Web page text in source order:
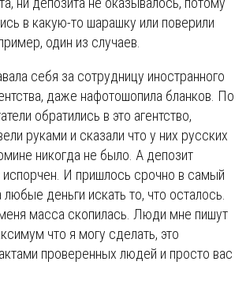
в какую-то шарашку или поверили
один из случаев.
себя за сотрудницу иностранного
даже нафотошопила бланков. По
обратились в это агентство,
руками и сказали что у них русских
никогда не было. А депозит
испорчен. И пришлось срочно в самый
любые деньги искать то, что осталось.
масса скопилась. Люди мне пишут
что я могу сделать, это
проверенных людей и просто вас